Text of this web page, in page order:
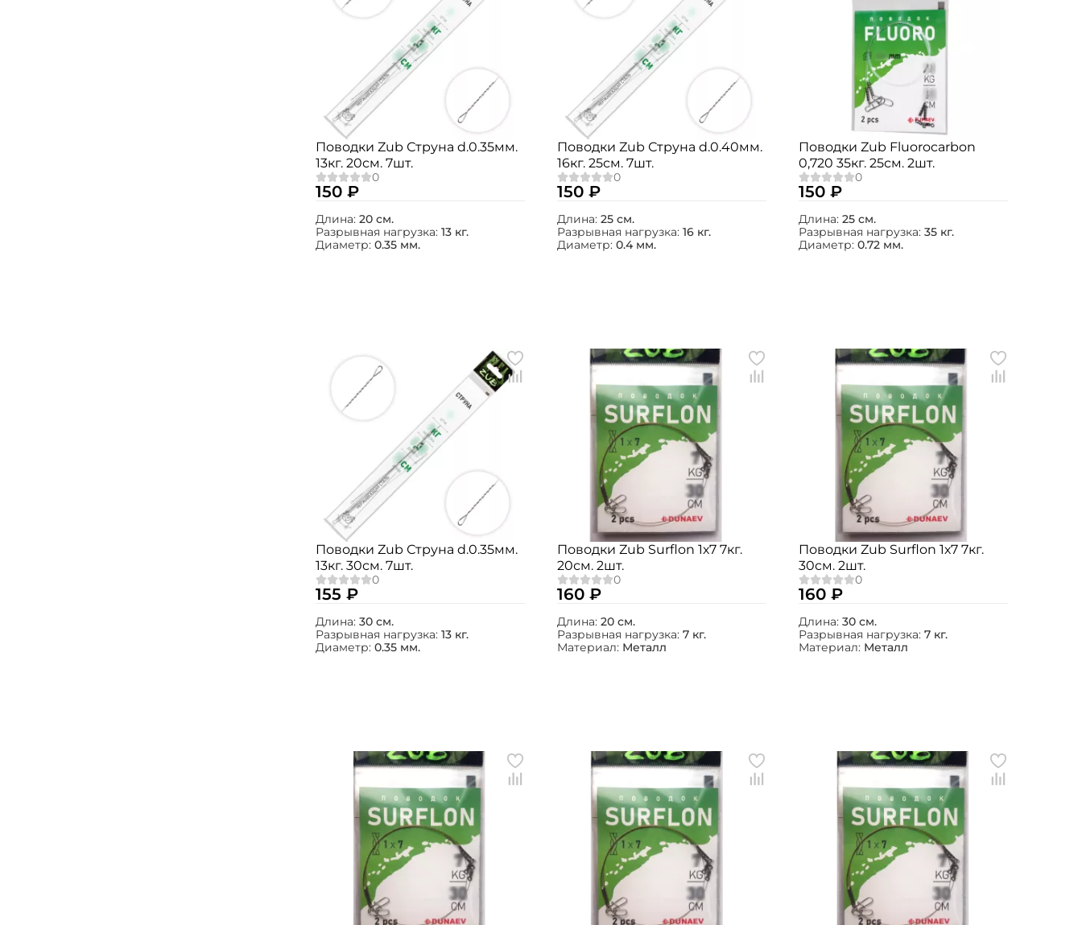
Поводки Zub Струна d.0.35мм.
13кг. 20см. 7шт.
150 ₽
Длина: 20 см.
Разрывная нагрузка: 13 кг.
Диаметр: 0.35 мм.
Поводки Zub Струна d.0.40мм.
16кг. 25см. 7шт.
150 ₽
Длина: 25 см.
Разрывная нагрузка: 16 кг.
Диаметр: 0.4 мм.
Поводки Zub Fluorocarbon
0,720 35кг. 25см. 2шт.
150 ₽
Длина: 25 см.
Разрывная нагрузка: 35 кг.
Диаметр: 0.72 мм.
Поводки Zub Струна d.0.35мм.
13кг. 30см. 7шт.
155 ₽
Длина: 30 см.
Разрывная нагрузка: 13 кг.
Диаметр: 0.35 мм.
Поводки Zub Surflon 1х7 7кг.
20см. 2шт.
160 ₽
Длина: 20 см.
Разрывная нагрузка: 7 кг.
Материал: Металл
Поводки Zub Surflon 1х7 7кг.
30см. 2шт.
160 ₽
Длина: 30 см.
Разрывная нагрузка: 7 кг.
Материал: Металл
обработку
персональных данных
У меня уже есть аккаунт